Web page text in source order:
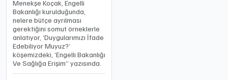
Menekşe Koçak, Engelli
Bakanlığı kurulduğunda,
nelere bütçe ayrılması
gerektiğini somut örneklerle
anlatıyor, ‘Duygularımızı İfade
Edebiliyor Muyuz?’
köşemizdeki, ‘Engelli Bakanlığı
Ve Sağlığa Erişim’’ yazısında.